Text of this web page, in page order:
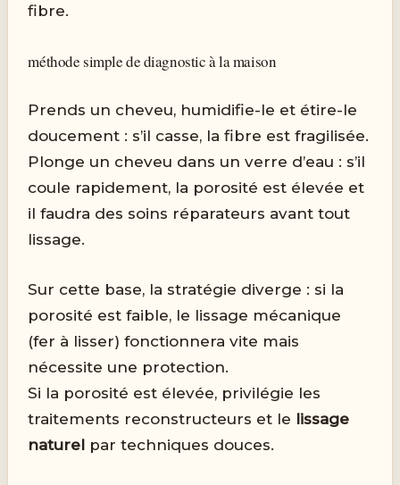
fibre.
méthode simple de diagnostic à la maison
Prends un cheveu, humidifie-le et étire-le
doucement : s’il casse, la fibre est fragilisée.
Plonge un cheveu dans un verre d’eau : s’il
coule rapidement, la porosité est élevée et
il faudra des soins réparateurs avant tout
lissage.
Sur cette base, la stratégie diverge : si la
porosité est faible, le lissage mécanique
(fer à lisser) fonctionnera vite mais
nécessite une protection.
Si la porosité est élevée, privilégie les
traitements reconstructeurs et le lissage
naturel par techniques douces.